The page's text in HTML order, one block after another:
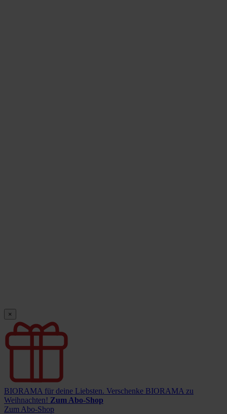
×
BIORAMA für deine Liebsten. Verschenke BIORAMA zu
Weihnachten! Zum Abo-Shop
Zum Abo-Shop